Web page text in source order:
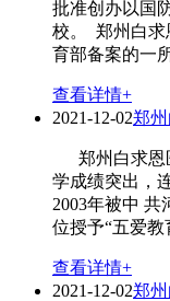
批准创办以国
校。 郑州白求
育部备案的一
查看详情+
2021-12-02郑
郑州白求恩
学成绩突出，
2003年被中
位授予“五爱
查看详情+
2021-12-02郑